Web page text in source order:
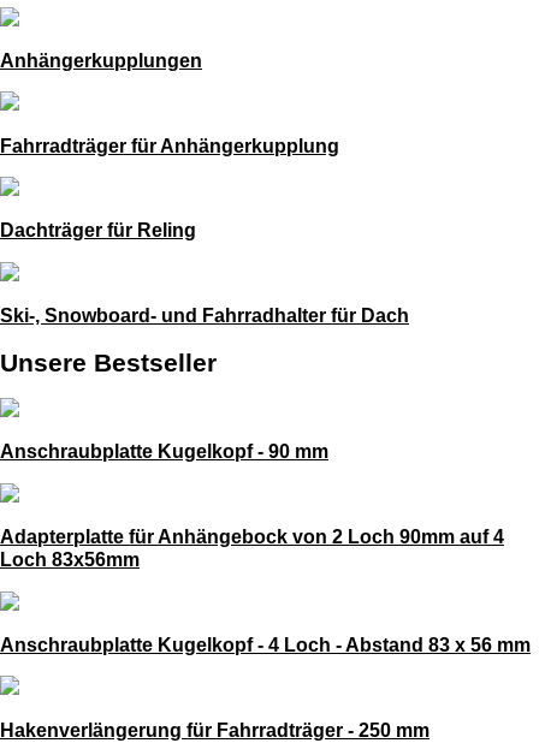
Anhängerkupplungen
Fahrradträger für Anhängerkupplung
Dachträger für Reling
Ski-, Snowboard- und Fahrradhalter für Dach
Unsere Bestseller
Anschraubplatte Kugelkopf - 90 mm
Adapterplatte für Anhängebock von 2 Loch 90mm auf 4
Loch 83x56mm
Anschraubplatte Kugelkopf - 4 Loch - Abstand 83 x 56 mm
Hakenverlängerung für Fahrradträger - 250 mm